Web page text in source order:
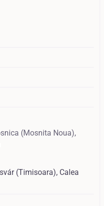
(Mosnita Noua),
(Timisoara), Calea